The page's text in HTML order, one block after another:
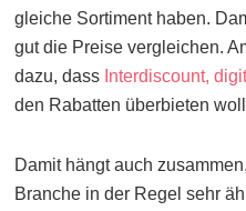
gleiche Sortiment haben.
gut die Preise vergleichen.
dazu, dass Interdiscount,
den Rabatten überbieten
Damit hängt auch
Branche in der Regel sehr